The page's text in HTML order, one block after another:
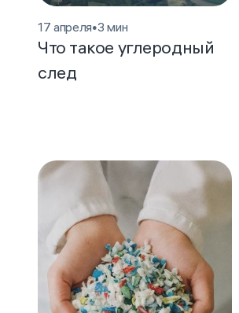
17 апреля•3 мин
Что такое углеродный
след